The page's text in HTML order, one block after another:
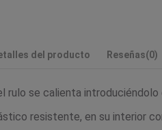
del producto Reseñas(0)
rulo se calienta introduciéndolo
resistente, en su interior